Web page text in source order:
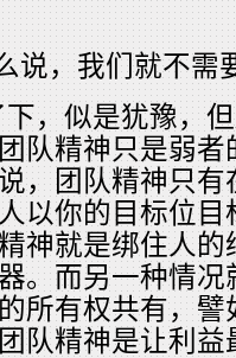
说，我们就不需
，似是犹豫，
队精神只是弱
，团队精神只
以你的目标位
神就是绑住人
。而另一种情
所有权共有，
队精神是让利